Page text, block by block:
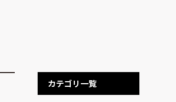
カテゴリ一覧